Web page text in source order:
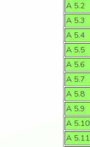
A 5.2
A 5.3
A 5.4
A 5.5
A 5.6
A 5.7
A 5.8
A 5.9
A 5.10
A 5.11